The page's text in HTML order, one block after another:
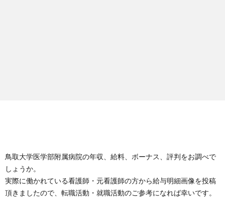
鳥取大学医学部附属病院の年収、給料、ボーナス、評判をお調べで
しょうか。
実際に働かれている看護師・元看護師の方から給与明細画像を投稿
頂きましたので、転職活動・就職活動のご参考になれば幸いです。